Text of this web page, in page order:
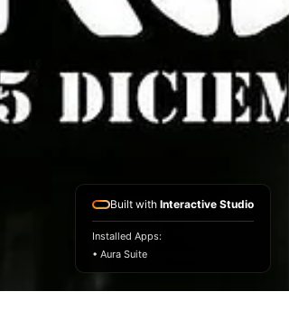
Built with Interactive Studio
Installed Apps:
• Aura Suite